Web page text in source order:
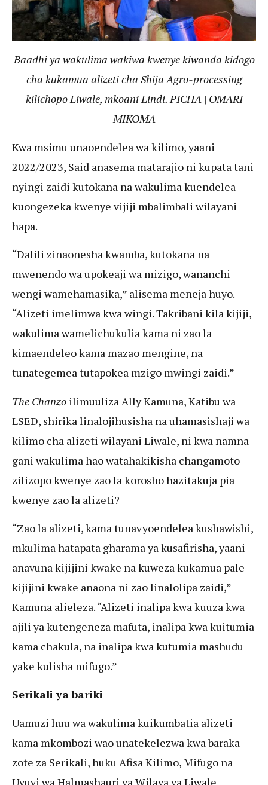
Baadhi ya wakulima wakiwa kwenye kiwanda kidogo
cha kukamua alizeti cha Shija Agro-processing
kilichopo Liwale, mkoani Lindi. PICHA | OMARI
MIKOMA
Kwa msimu unaoendelea wa kilimo, yaani
2022/2023, Said anasema matarajio ni kupata tani
nyingi zaidi kutokana na wakulima kuendelea
kuongezeka kwenye vijiji mbalimbali wilayani
hapa.
“Dalili zinaonesha kwamba, kutokana na
mwenendo wa upokeaji wa mizigo, wananchi
wengi wamehamasika,” alisema meneja huyo.
“Alizeti imelimwa kwa wingi. Takribani kila kijiji,
wakulima wamelichukulia kama ni zao la
kimaendeleo kama mazao mengine, na
tunategemea tutapokea mzigo mwingi zaidi.”
The Chanzo ilimuuliza Ally Kamuna, Katibu wa
LSED, shirika linalojihusisha na uhamasishaji wa
kilimo cha alizeti wilayani Liwale, ni kwa namna
gani wakulima hao watahakikisha changamoto
zilizopo kwenye zao la korosho hazitakuja pia
kwenye zao la alizeti?
“Zao la alizeti, kama tunavyoendelea kushawishi,
mkulima hatapata gharama ya kusafirisha, yaani
anavuna kijijini kwake na kuweza kukamua pale
kijijini kwake anaona ni zao linalolipa zaidi,”
Kamuna alieleza. “Alizeti inalipa kwa kuuza kwa
ajili ya kutengeneza mafuta, inalipa kwa kuitumia
kama chakula, na inalipa kwa kutumia mashudu
yake kulisha mifugo.”
Serikali ya bariki
Uamuzi huu wa wakulima kuikumbatia alizeti
kama mkombozi wao unatekelezwa kwa baraka
zote za Serikali, huku Afisa Kilimo, Mifugo na
Uvuvi wa Halmashauri ya Wilaya ya Liwale,